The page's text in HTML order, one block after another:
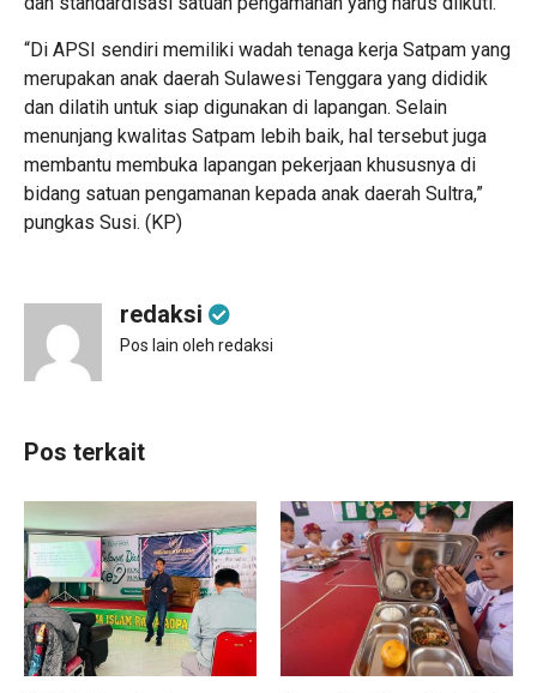
“Di APSI sendiri memiliki wadah tenaga kerja Satpam yang
merupakan anak daerah Sulawesi Tenggara yang dididik
dan dilatih untuk siap digunakan di lapangan. Selain
menunjang kwalitas Satpam lebih baik, hal tersebut juga
membantu membuka lapangan pekerjaan khususnya di
bidang satuan pengamanan kepada anak daerah Sultra,”
pungkas Susi. (KP)
redaksi
Pos lain oleh redaksi
Pos terkait